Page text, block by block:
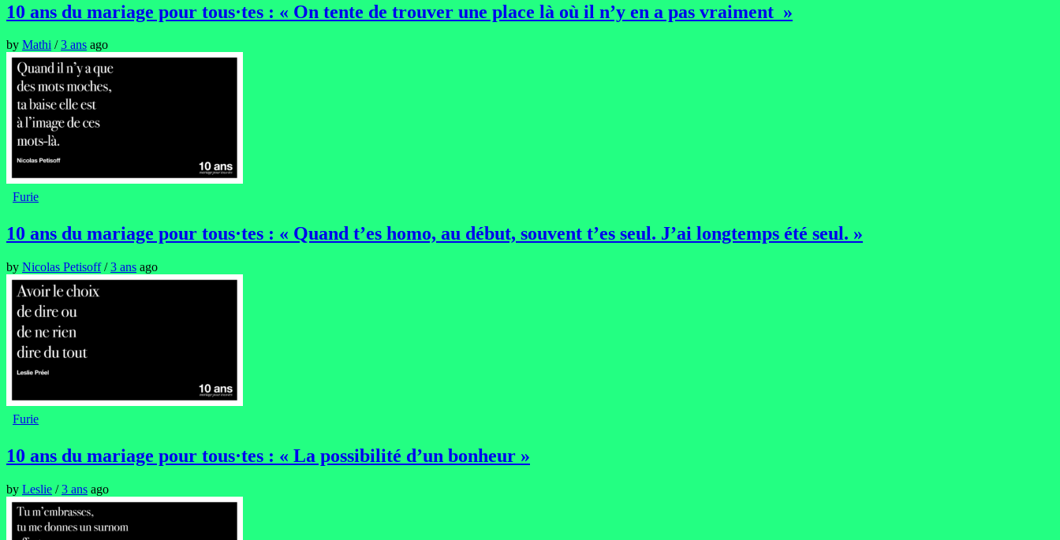
10 ans du mariage pour tous·tes : « On tente de trouver une place là où il n’y en a pas vraiment »
by Mathi /3 ans ago
Furie
10 ans du mariage pour tous·tes : « Quand t’es homo, au début, souvent t’es seul. J’ai longtemps été seul. »
by Nicolas Petisoff/3 ans ago
Furie
10 ans du mariage pour tous·tes : « La possibilité d’un bonheur »
by Leslie /3 ans ago